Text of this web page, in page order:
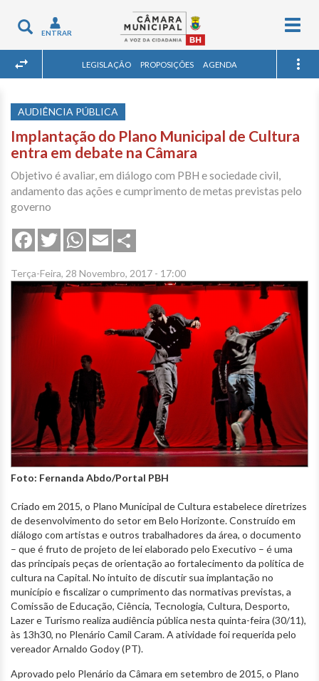
Toggle
navigation
ENTRAR
LEGISLAÇÃO PROPOSIÇÕES AGENDA
AUDIÊNCIA PÚBLICA
Implantação do Plano Municipal de Cultura
entra em debate na Câmara
Objetivo é avaliar, em diálogo com PBH e sociedade civil,
andamento das ações e cumprimento de metas previstas pelo
governo
FacebookTwitterWhatsApp
Email
Terça-Feira, 28 Novembro, 2017 - 17:00
Foto: Fernanda Abdo/Portal PBH
Criado em 2015, o Plano Municipal de Cultura estabelece diretrizes
de desenvolvimento do setor em Belo Horizonte. Construído em
diálogo com artistas e outros trabalhadores da área, o documento
– que é fruto de projeto de lei elaborado pelo Executivo – é uma
das principais peças de orientação ao fortalecimento da política de
cultura na Capital. No intuito de discutir sua implantação no
município e fiscalizar o cumprimento das normativas previstas, a
Comissão de Educação, Ciência, Tecnologia, Cultura, Desporto,
Lazer e Turismo realiza audiência pública nesta quinta-feira (30/11),
às 13h30, no Plenário Camil Caram. A atividade foi requerida pelo
vereador Arnaldo Godoy (PT).
Aprovado pelo Plenário da Câmara em setembro de 2015, o Plano